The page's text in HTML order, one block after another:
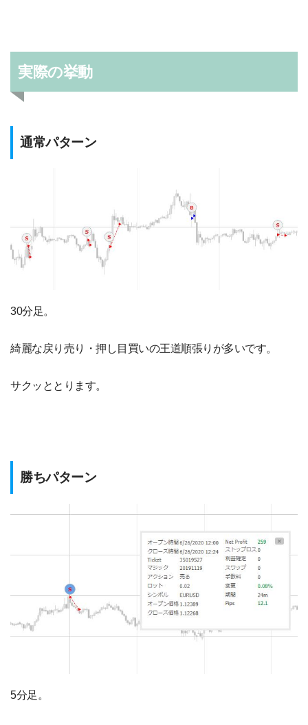
実際の挙動
通常パターン
30分足。
綺麗な戻り売り・押し目買いの王道順張りが多いです。
サクッととります。
勝ちパターン
5分足。